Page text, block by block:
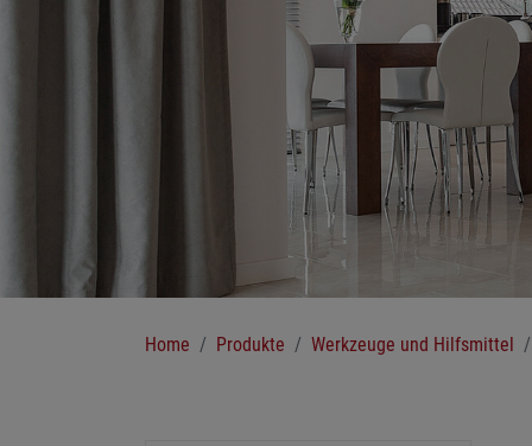
Home Produkte Werkzeuge und Hilfsmittel